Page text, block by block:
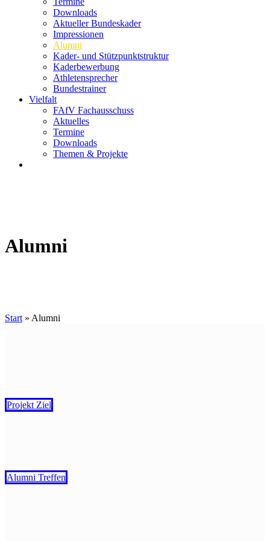
Downloads
Aktueller Bundeskader
Impressionen
Alumni
Kader- und Stützpunktstruktur
Kaderbewerbung
Athletensprecher
Bundestrainer
Vielfalt
FAfV Fachausschuss
Aktuelles
Termine
Downloads
Themen & Projekte
Alumni
Start » Alumni
Projekt Ziel
Alumni Treffen